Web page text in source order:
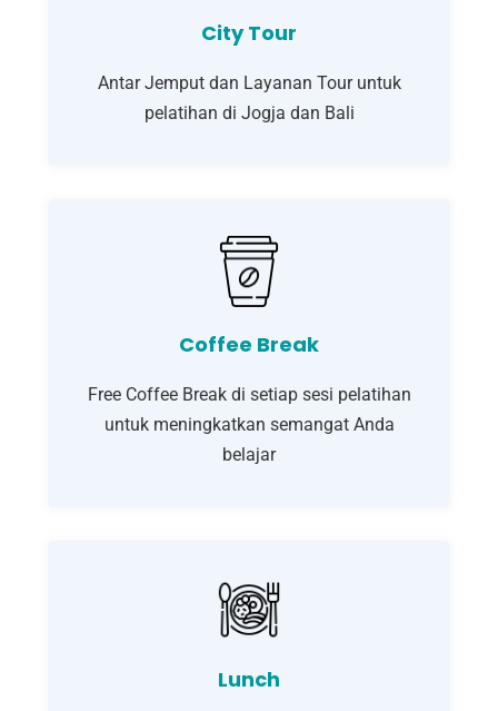
City Tour
Antar Jemput dan Layanan Tour untuk
pelatihan di Jogja dan Bali
Coffee Break
Free Coffee Break di setiap sesi pelatihan
untuk meningkatkan semangat Anda
belajar
Lunch